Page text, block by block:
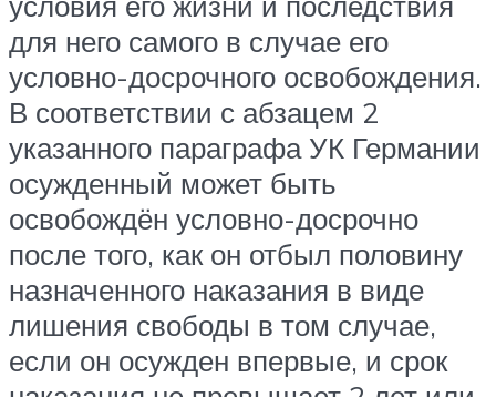
для него самого в случае его
условно-досрочного освобождения.
В соответствии с абзацем 2
указанного параграфа УК Германии
осужденный может быть
освобождён условно-досрочно
после того, как он отбыл половину
назначенного наказания в виде
лишения свободы в том случае,
если он осужден впервые, и срок